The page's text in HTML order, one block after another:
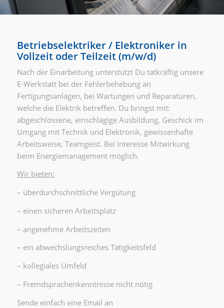
Betriebselektriker / Elektroniker in
Vollzeit oder Teilzeit (m/w/d)
Nach der Einarbeitung unterstützt Du tatkräftig unsere
E-Werkstatt bei der Fehlerbehebung an
Fertigungsanlagen, bei Wartungen und Reparaturen,
welche die Elektrik betreffen. Du bringst mit:
abgeschlossene, einschlägige Ausbildung, Geschick im
Umgang mit Technik und Elektronik, gewissenhafte
Arbeitsweise, Teamgeist. Bei Interesse Mitwirkung
beim Energiemanagement möglich.
Wir bieten:
– überdurchschnittliche Vergütung
– einen sicheren Arbeitsplatz
– angenehme Arbeitszeiten
– ein abwechslungsreiches Tätigkeitsfeld
– kollegiales Umfeld
– Fremdsprachenkenntnisse nicht nötig
Sende einfach eine Email an